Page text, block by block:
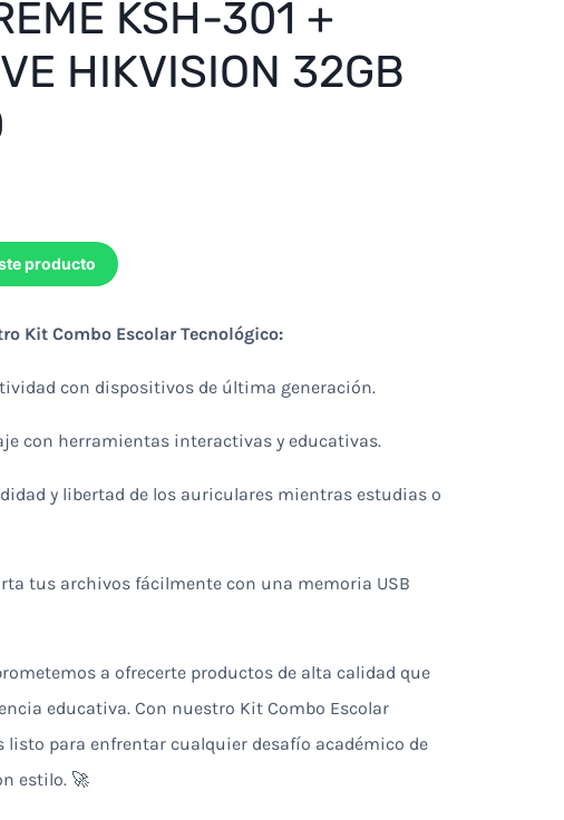
KSH-301 +
HIKVISION 32GB
producto
Kit Combo Escolar Tecnológico:
con dispositivos de última generación.
con herramientas interactivas y educativas.
y libertad de los auriculares mientras estudias o
tus archivos fácilmente con una memoria USB
a ofrecerte productos de alta calidad que
educativa. Con nuestro Kit Combo Escolar
listo para enfrentar cualquier desafío académico de
estilo. 🚀